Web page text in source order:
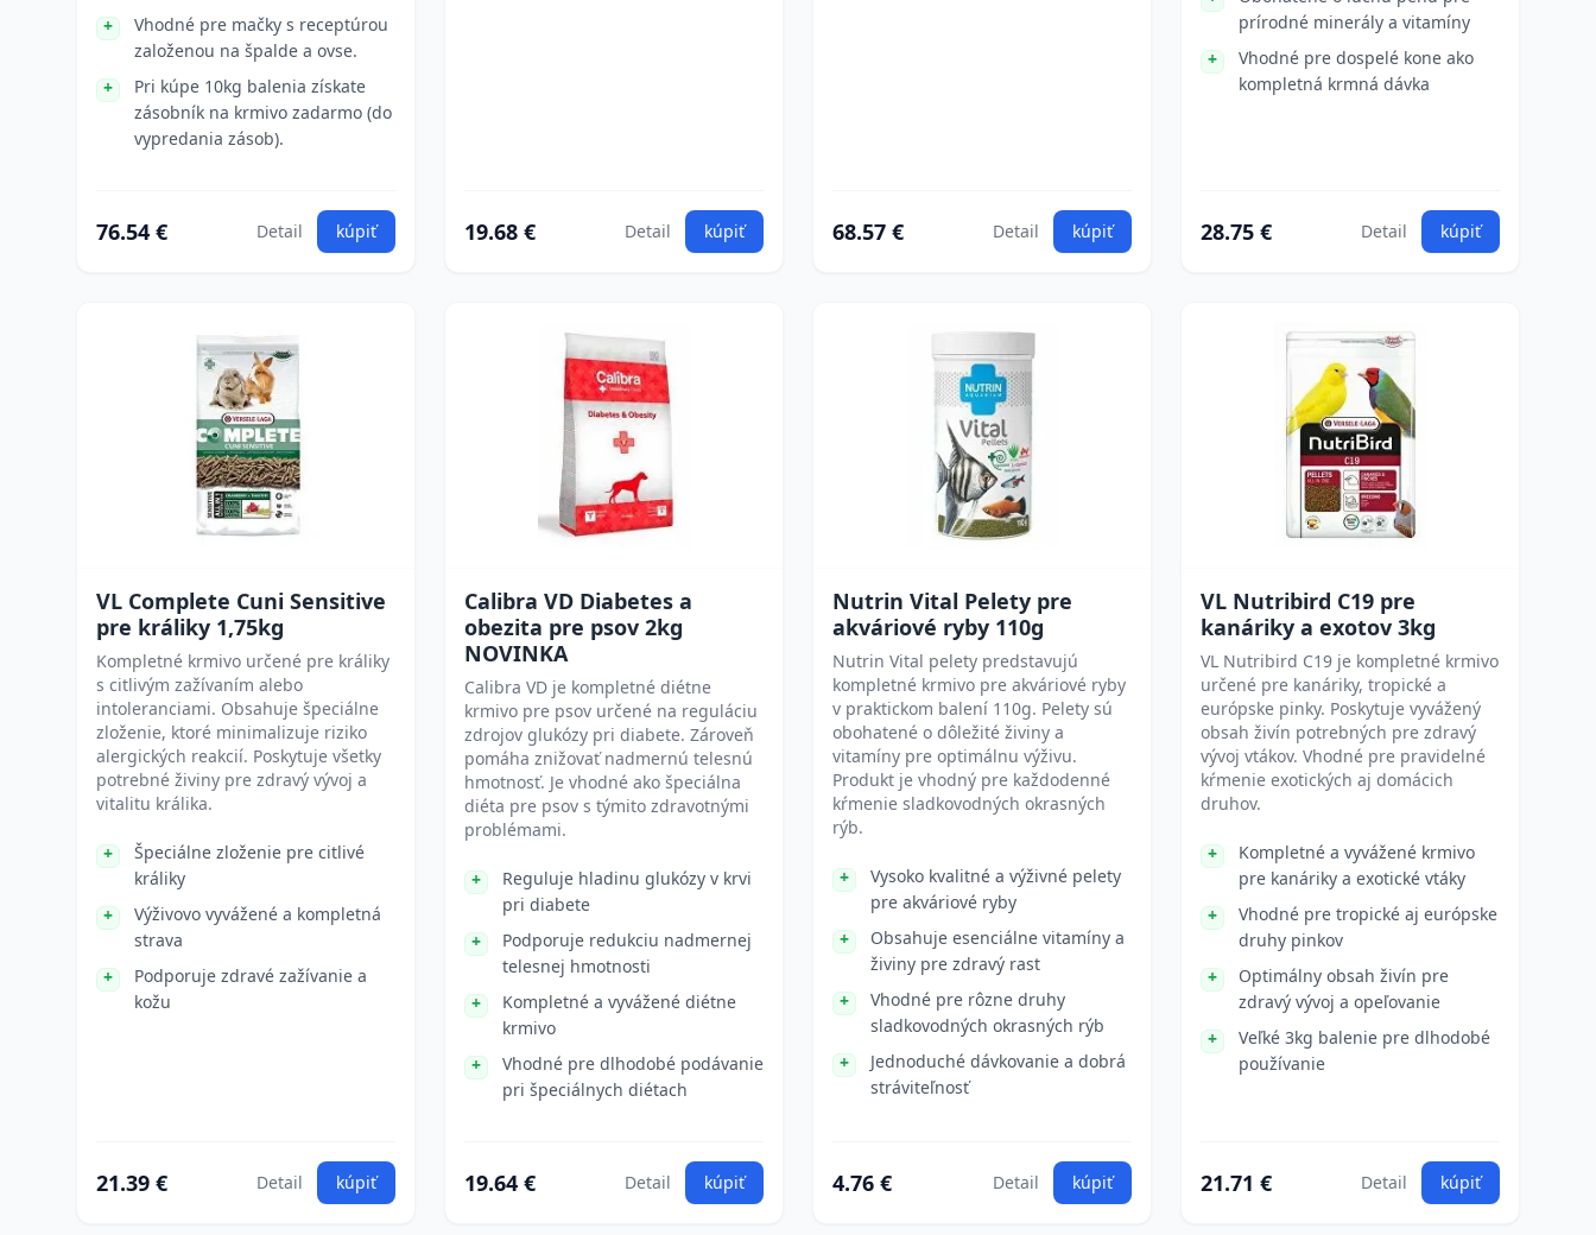
Vhodné pre mačky s receptúrou
založenou na špalde a ovse.
Pri kúpe 10kg balenia získate
zásobník na krmivo zadarmo (do
vypredania zásob).
76.54 € Detail kúpiť 19.68 € Detail kúpiť 68.57 € Detail kúpiť
prírodné minerály a vitamíny
Vhodné pre dospelé kone ako
kompletná krmná dávka
28.75 € Detail kúpiť
VL Complete Cuni Sensitive
pre králiky 1,75kg
Kompletné krmivo určené pre králiky
s citlivým zažívaním alebo
intoleranciami. Obsahuje špeciálne
zloženie, ktoré minimalizuje riziko
alergických reakcií. Poskytuje všetky
potrebné živiny pre zdravý vývoj a
vitalitu králika.
Špeciálne zloženie pre citlivé
králiky
Výživovo vyvážené a kompletná
strava
Podporuje zdravé zažívanie a
kožu
21.39 € Detail kúpiť
Calibra VD Diabetes a
obezita pre psov 2kg
NOVINKA
Calibra VD je kompletné diétne
krmivo pre psov určené na reguláciu
zdrojov glukózy pri diabete. Zároveň
pomáha znižovať nadmernú telesnú
hmotnosť. Je vhodné ako špeciálna
diéta pre psov s týmito zdravotnými
problémami.
Reguluje hladinu glukózy v krvi
pri diabete
Podporuje redukciu nadmernej
telesnej hmotnosti
Kompletné a vyvážené diétne
krmivo
Vhodné pre dlhodobé podávanie
pri špeciálnych diétach
19.64 € Detail kúpiť
Nutrin Vital Pelety pre
akváriové ryby 110g
Nutrin Vital pelety predstavujú
kompletné krmivo pre akváriové ryby
v praktickom balení 110g. Pelety sú
obohatené o dôležité živiny a
vitamíny pre optimálnu výživu.
Produkt je vhodný pre každodenné
kŕmenie sladkovodných okrasných
rýb.
Vysoko kvalitné a výživné pelety
pre akváriové ryby
Obsahuje esenciálne vitamíny a
živiny pre zdravý rast
Vhodné pre rôzne druhy
sladkovodných okrasných rýb
Jednoduché dávkovanie a dobrá
stráviteľnosť
4.76 € Detail kúpiť
VL Nutribird C19 pre
kanáriky a exotov 3kg
VL Nutribird C19 je kompletné krmivo
určené pre kanáriky, tropické a
európske pinky. Poskytuje vyvážený
obsah živín potrebných pre zdravý
vývoj vtákov. Vhodné pre pravidelné
kŕmenie exotických aj domácich
druhov.
Kompletné a vyvážené krmivo
pre kanáriky a exotické vtáky
Vhodné pre tropické aj európske
druhy pinkov
Optimálny obsah živín pre
zdravý vývoj a opeľovanie
Veľké 3kg balenie pre dlhodobé
používanie
21.71 € Detail kúpiť